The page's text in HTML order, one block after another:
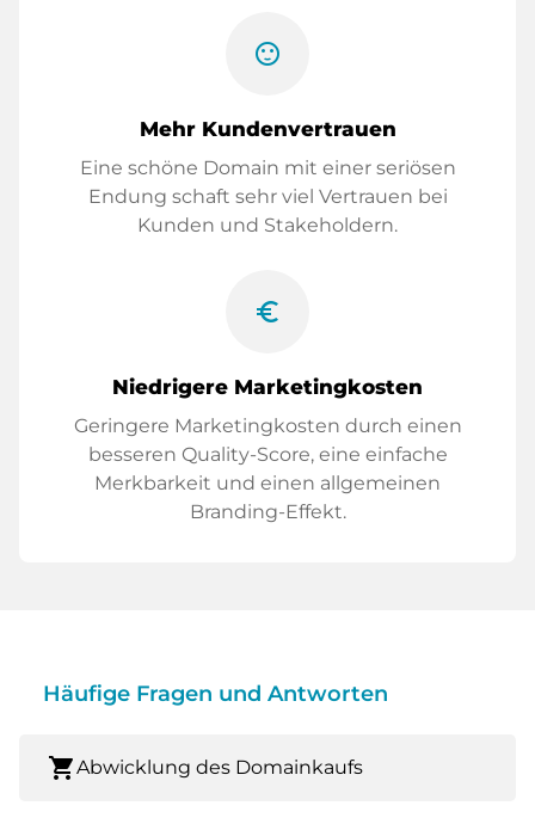
sentiment_satisfied
Mehr Kundenvertrauen
Eine schöne Domain mit einer seriösen
Endung schaft sehr viel Vertrauen bei
Kunden und Stakeholdern.
euro_symbol
Niedrigere Marketingkosten
Geringere Marketingkosten durch einen
besseren Quality-Score, eine einfache
Merkbarkeit und einen allgemeinen
Branding-Effekt.
Häufige Fragen und Antworten
shopping_cartAbwicklung des Domainkaufs